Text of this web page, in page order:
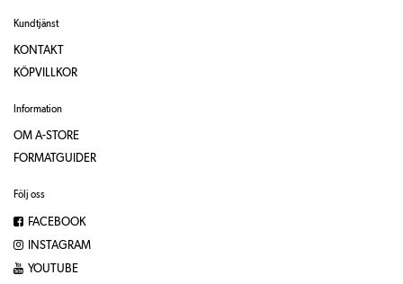
Kundtjänst
KONTAKT
KÖPVILLKOR
Information
OM A-STORE
FORMATGUIDER
Följ oss
FACEBOOK
INSTAGRAM
YOUTUBE